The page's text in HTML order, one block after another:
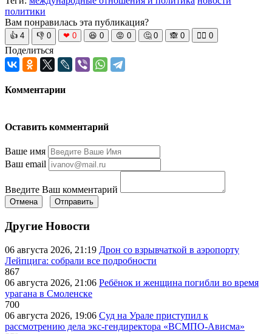
политики
Вам понравилась эта публикация?
👍 4 👎 0 ❤ 0 😆 0 😡 0 🤔 0 🙈 0 🧘‍♀️ 0
Поделиться
Комментарии
Оставить комментарий
Ваше имя
Ваш email
Введите Ваш комментарий
Отмена Отправить
Другие Новости
06 августа 2026, 21:19 Дрон со взрывчаткой в аэропорту
Лейпцига: собрали все подробности
867
06 августа 2026, 21:06 Ребёнок и женщина погибли во время
урагана в Смоленске
700
06 августа 2026, 19:06 Суд на Урале приступил к
рассмотрению дела экс-гендиректора «ВСМПО-Ависма»